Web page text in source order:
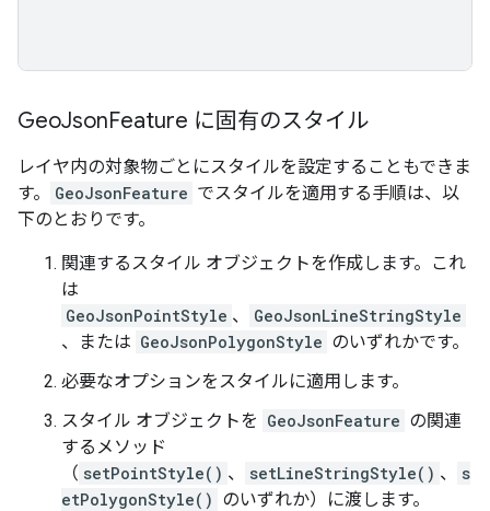
GeoJsonFeature に固有のスタイル
レイヤ内の対象物ごとにスタイルを設定することもできま
す。
GeoJsonFeature でスタイルを適用する手順は、以
下のとおりです。
関連するスタイル オブジェクトを作成します。これ
は
GeoJsonPointStyle 、
GeoJsonLineStringStyle
、または GeoJsonPolygonStyle のいずれかです。
必要なオプションをスタイルに適用します。
スタイル オブジェクトを GeoJsonFeature の関連
するメソッド
（ setPointStyle() 、 setLineStringStyle() 、
s
etPolygonStyle() のいずれか）に渡します。